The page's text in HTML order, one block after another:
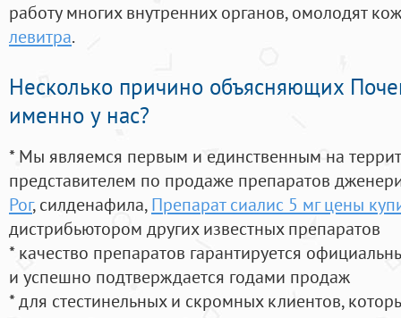
работу многих внутренних органов, омолодят
левитра.
Несколько причино объясняющих
именно у нас?
* Мы являемся первым и единственным на
представителем по продаже препаратов
Рог, силденафила, Препарат сиалис 5 мг цены
дистрибьютором других известных препаратов
* качество препаратов гарантируется
и успешно подтверждается годами продаж
* для стестинельных и скромных клиентов,